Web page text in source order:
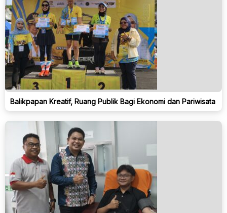
Balikpapan Kreatif, Ruang Publik Bagi Ekonomi dan Pariwisata